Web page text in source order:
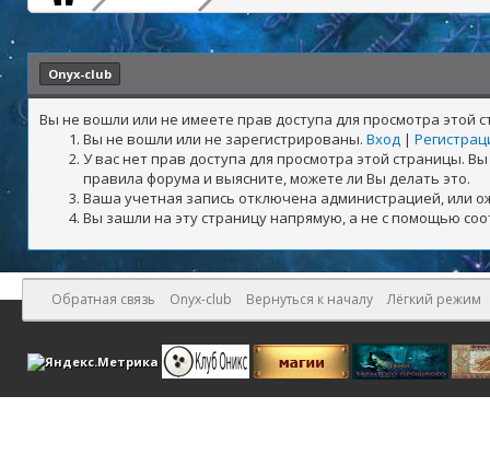
Onyx-club
Вы не вошли или не имеете прав доступа для просмотра
Вы не вошли или не зарегистрированы. Вход |
У вас нет прав доступа для просмотра этой страницы.
правила форума и выясните, можете ли Вы делать это.
Ваша учетная запись отключена администрацией, или
Вы зашли на эту страницу напрямую, а не с помощью
Обратная связь Onyx-club Вернуться к началу Лёгкий режим